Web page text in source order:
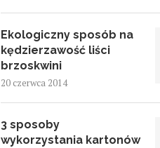
Ekologiczny sposób na
kędzierzawość liści
brzoskwini
20 czerwca 2014
3 sposoby
wykorzystania kartonów